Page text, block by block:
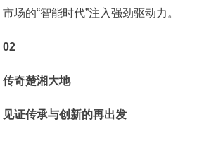
市场的“智能时代”注入强劲驱动力。
02
传奇楚湘大地
见证传承与创新的再出发